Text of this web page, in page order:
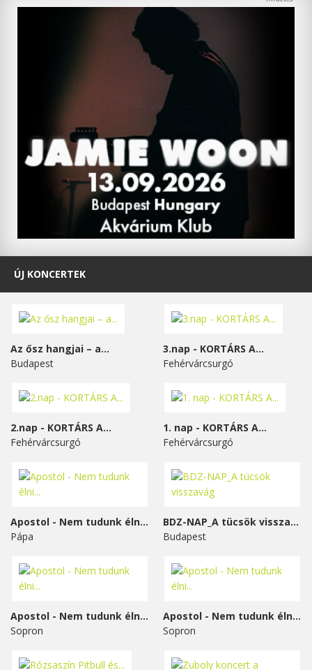
ÚJ KONCERTEK
Az ősz hangjai – a...
Budapest
3.nap - KORTÁRS A...
Fehérvárcsurgó
2.nap - KORTÁRS A...
Fehérvárcsurgó
1. nap - KORTÁRS A...
Fehérvárcsurgó
Apostol - Nem tudunk élni...
Pápa
BDZ-NAP_A tücsök visszavág
Budapest
Apostol - Nem tudunk élni...
Sopron
Apostol - Nem tudunk élni...
Sopron